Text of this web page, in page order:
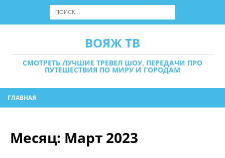
ВОЯЖ ТВ
СМОТРЕТЬ ЛУЧШИЕ ТРЕВЕЛ ШОУ, ПЕРЕДАЧИ ПРО
ПУТЕШЕСТВИЯ ПО МИРУ И ГОРОДАМ
ГЛАВНАЯ
Месяц: Март 2023